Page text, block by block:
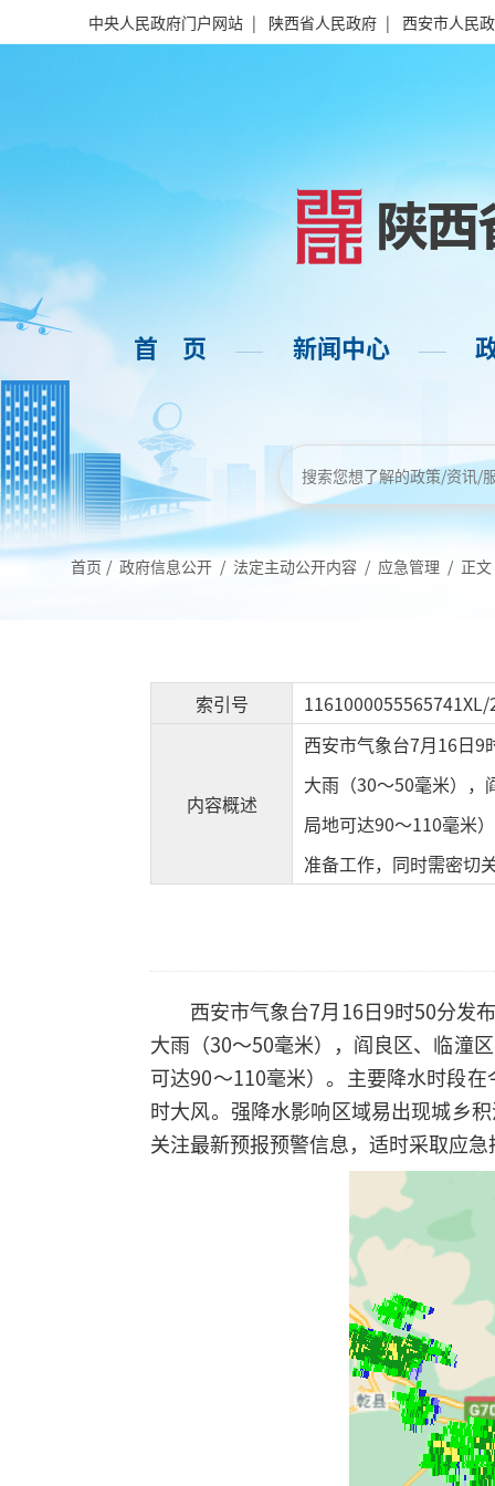
中央人民政府门户网站 | 陕西省人民政府 | 西安市人民
首 页 —— 新闻中心 ——
首页 / 政府信息公开 / 法定主动公开内容 / 应急管理 / 正文
索引号
内容概述
西安市气象台7月16日9
大雨（30～50毫米），
局地可达90～110毫米
准备工作，同时需密切
西安市气象台7月16日9时50分发
大雨（30～50毫米），阎良区、临潼
可达90～110毫米）。主要降水时段
时大风。强降水影响区域易出现城乡
关注最新预报预警信息，适时采取应急